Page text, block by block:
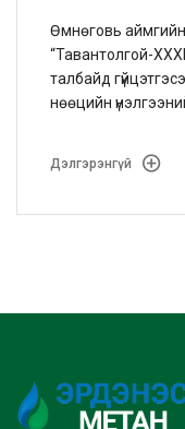
давхаргын
нөөцийн
батлагдлаа
Өмнөговь
“Тавантолгой-
талбайд
нөөцийн
хурлаар
Дэлгэрэнгүй